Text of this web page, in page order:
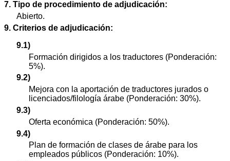
7. Tipo de procedimiento de adjudicación:
Abierto.
9. Criterios de adjudicación:
9.1)
Formación dirigidos a los traductores (Ponderación:
5%).
9.2)
Mejora con la aportación de traductores jurados o
licenciados/filología árabe (Ponderación: 30%).
9.3)
Oferta económica (Ponderación: 50%).
9.4)
Plan de formación de clases de árabe para los
empleados públicos (Ponderación: 10%).